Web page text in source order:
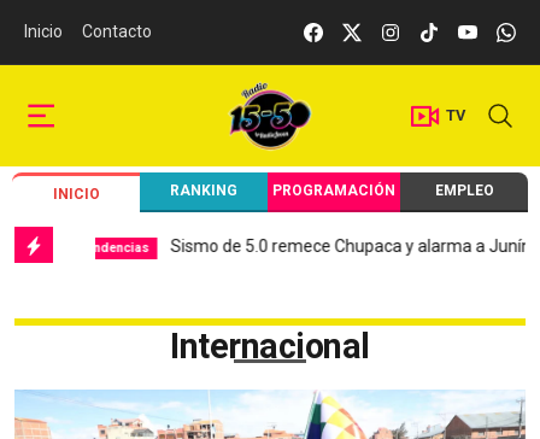
Inicio Contacto
TV
INICIO RANKING PROGRAMACIÓN EMPLEO
Sismo de 5.0 remece Chupaca y alarma a Junín Local
Internacional